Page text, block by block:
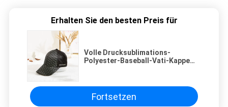
Erhalten Sie den besten Preis für
Volle Drucksublimations-
Polyester-Baseball-Vati-Kappe
Fortsetzen